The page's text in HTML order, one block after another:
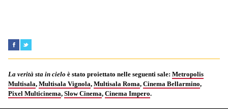
La verità sta in cielo è stato proiettato nelle seguenti sale: Metropolis
Multisala, Multisala Vignola, Multisala Roma, Cinema Bellarmino,
Pixel Multicinema, Slow Cinema, Cinema Impero.